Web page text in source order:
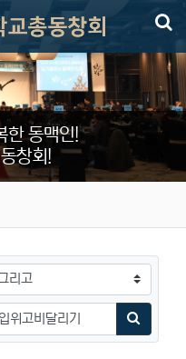
한 동맥인!
창회!
검색하기